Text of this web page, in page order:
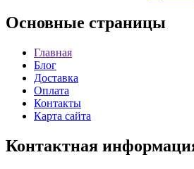
Основные страницы
Главная
Блог
Доставка
Оплата
Контакты
Карта сайта
Контактная